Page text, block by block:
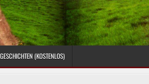
(KOSTENLOS)